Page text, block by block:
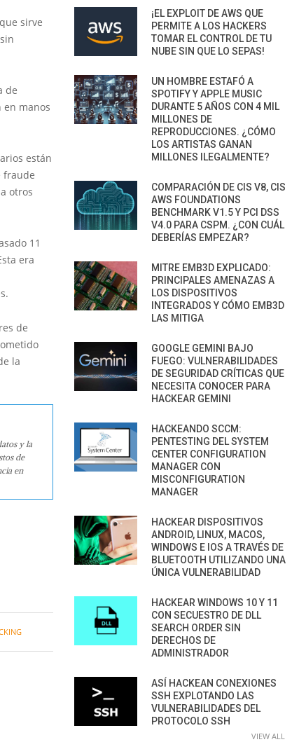
sirve
de
en manos
están
fraude
otros
11
era
de
la
y la
de
en
¡EL EXPLOIT DE AWS QUE
PERMITE A LOS HACKERS
TOMAR EL CONTROL DE TU
NUBE SIN QUE LO SEPAS!
UN HOMBRE ESTAFÓ A
SPOTIFY Y APPLE MUSIC
DURANTE 5 AÑOS CON 4 MIL
MILLONES DE
REPRODUCCIONES. ¿CÓMO
LOS ARTISTAS GANAN
MILLONES ILEGALMENTE?
COMPARACIÓN DE CIS V8, CIS
AWS FOUNDATIONS
BENCHMARK V1.5 Y PCI DSS
V4.0 PARA CSPM. ¿CON CUÁL
DEBERÍAS EMPEZAR?
MITRE EMB3D EXPLICADO:
PRINCIPALES AMENAZAS A
LOS DISPOSITIVOS
INTEGRADOS Y CÓMO EMB3D
LAS MITIGA
GOOGLE GEMINI BAJO
FUEGO: VULNERABILIDADES
DE SEGURIDAD CRÍTICAS QUE
NECESITA CONOCER PARA
HACKEAR GEMINI
HACKEANDO SCCM:
PENTESTING DEL SYSTEM
CENTER CONFIGURATION
MANAGER CON
MISCONFIGURATION
MANAGER
HACKEAR DISPOSITIVOS
ANDROID, LINUX, MACOS,
WINDOWS E IOS A TRAVÉS DE
BLUETOOTH UTILIZANDO UNA
ÚNICA VULNERABILIDAD
HACKEAR WINDOWS 10 Y 11
CON SECUESTRO DE DLL
SEARCH ORDER SIN
DERECHOS DE
ADMINISTRADOR
ASÍ HACKEAN CONEXIONES
SSH EXPLOTANDO LAS
VULNERABILIDADES DEL
PROTOCOLO SSH
VIEW ALL